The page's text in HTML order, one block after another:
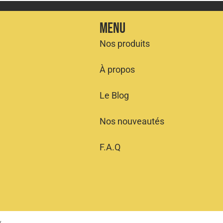
Menu
Nos produits
À propos
Le Blog
Nos nouveautés
F.A.Q